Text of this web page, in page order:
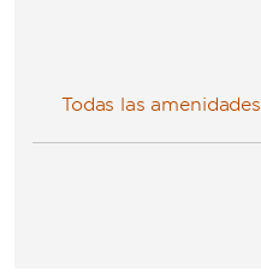
Todas las amenidades